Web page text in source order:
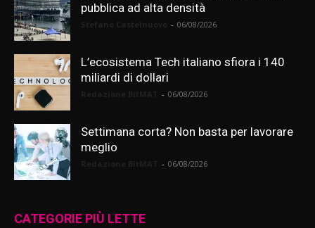
pubblica ad alta densità
- 06/08/2026
L’ecosistema Tech italiano sfiora i 140
miliardi di dollari
- 06/08/2026
Settimana corta? Non basta per lavorare
meglio
- 06/08/2026
CATEGORIE PIÙ LETTE